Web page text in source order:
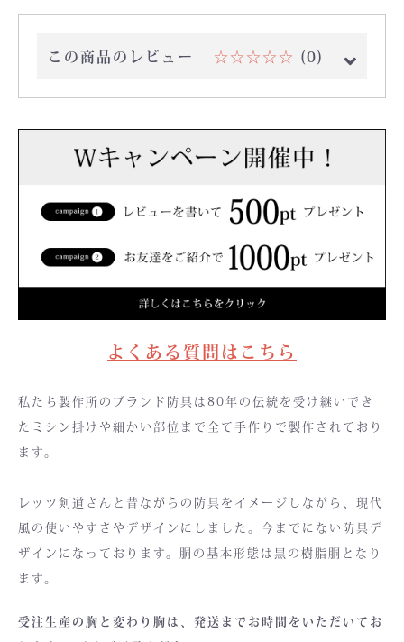
この商品のレビュー ☆☆☆☆☆ (0)
よくある質問はこちら
私たち製作所のブランド防具は80年の伝統を受け継いでき
たミシン掛けや細かい部位まで全て手作りで製作されており
ます。
レッツ剣道さんと昔ながらの防具をイメージしながら、現代
風の使いやすさやデザインにしました。今までにない防具デ
ザインになっております。胴の基本形態は黒の樹脂胴となり
ます。
受注生産の胸と変わり胸は、発送までお時間をいただいてお